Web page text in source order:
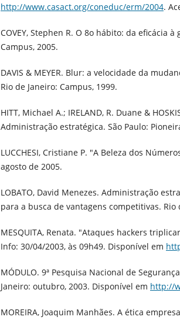
http://www.casact.org/coneduc/erm/2004.
COVEY, Stephen R. O 8o hábito: da eficácia à
Campus, 2005.
DAVIS & MEYER. Blur: a velocidade da
Rio de Janeiro: Campus, 1999.
HITT, Michael A.; IRELAND, R. Duane &
Administração estratégica. São Paulo:
LUCCHESI, Cristiane P. "A Beleza dos
agosto de 2005.
LOBATO, David Menezes. Administração
para a busca de vantagens competitivas. Rio
MESQUITA, Renata. "Ataques hackers
Info: 30/04/2003, às 09h49. Disponível em
MÓDULO. 9ª Pesquisa Nacional de
Janeiro: outubro, 2003. Disponível em http://
MOREIRA, Joaquim Manhães. A ética